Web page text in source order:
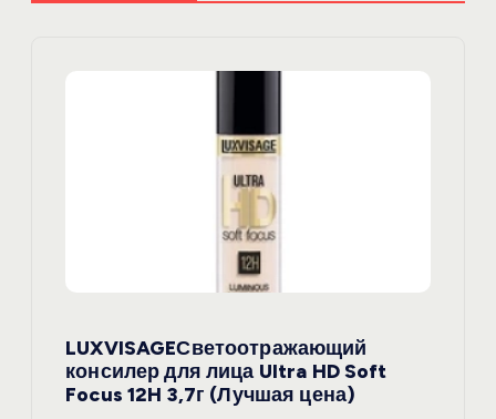
LUXVISAGEСветоотражающий
консилер для лица Ultra HD Soft
Focus 12H 3,7г (Лучшая цена)